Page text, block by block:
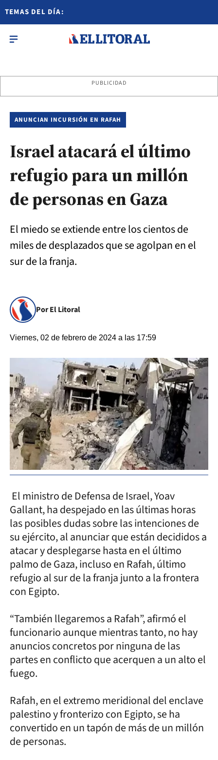
TEMAS DEL DÍA:
PUBLICIDAD
ANUNCIAN INCURSIÓN EN RAFAH
Israel atacará el último
refugio para un millón
de personas en Gaza
El miedo se extiende entre los cientos de
miles de desplazados que se agolpan en el
sur de la franja.
Por El Litoral
Viernes, 02 de febrero de 2024 a las 17:59
El ministro de Defensa de Israel, Yoav
Gallant, ha despejado en las últimas horas
las posibles dudas sobre las intenciones de
su ejército, al anunciar que están decididos a
atacar y desplegarse hasta en el último
palmo de Gaza, incluso en Rafah, último
refugio al sur de la franja junto a la frontera
con Egipto.
“También llegaremos a Rafah”, afirmó el
funcionario aunque mientras tanto, no hay
anuncios concretos por ninguna de las
partes en conflicto que acerquen a un alto el
fuego.
Rafah, en el extremo meridional del enclave
palestino y fronterizo con Egipto, se ha
convertido en un tapón de más de un millón
de personas.